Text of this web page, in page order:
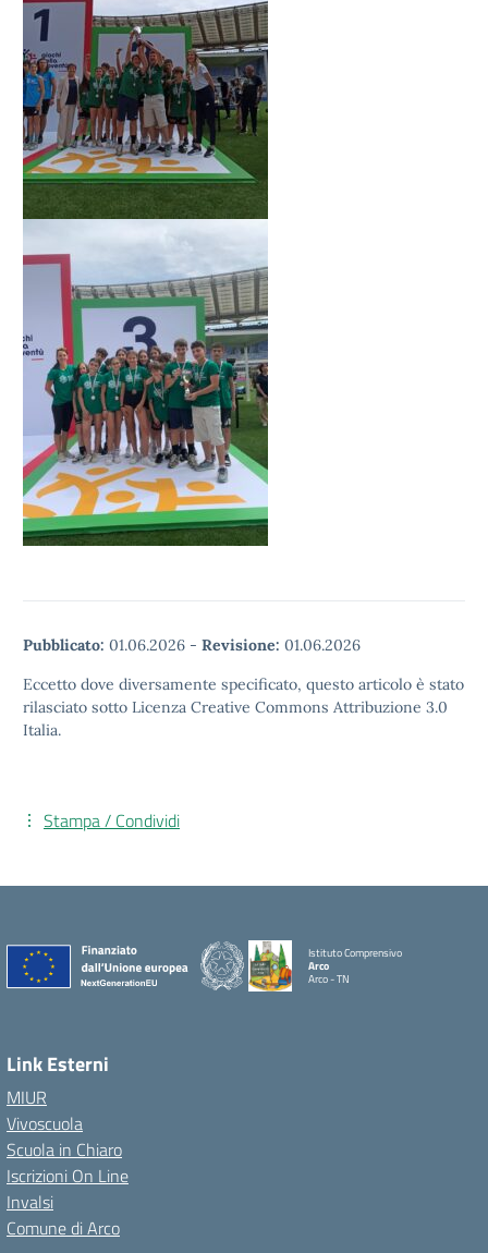
Pubblicato: 01.06.2026 - Revisione: 01.06.2026
Eccetto dove diversamente specificato, questo articolo è stato
rilasciato sotto Licenza Creative Commons Attribuzione 3.0
Italia.
Stampa / Condividi
Istituto Comprensivo
Arco
Arco - TN
Link Esterni
MIUR
Vivoscuola
Scuola in Chiaro
Iscrizioni On Line
Invalsi
Comune di Arco